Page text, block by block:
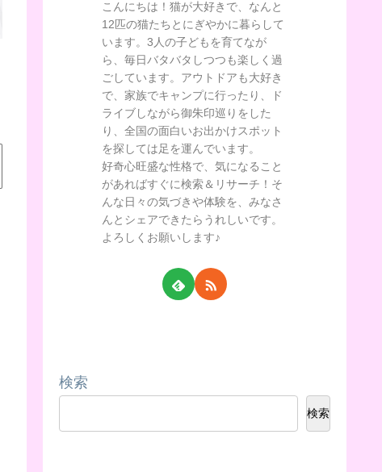
こんにちは！猫が大好きで、なんと
12匹の猫たちとにぎやかに暮らして
います。3人の子どもを育てなが
ら、毎日バタバタしつつも楽しく過
ごしています。アウトドアも大好き
で、家族でキャンプに行ったり、ド
ライブしながら御朱印巡りをした
り、全国の面白いお出かけスポット
を探しては足を運んでいます。
好奇心旺盛な性格で、気になること
があればすぐに検索＆リサーチ！そ
んな日々の気づきや体験を、みなさ
んとシェアできたらうれしいです。
よろしくお願いします♪
検索
検索